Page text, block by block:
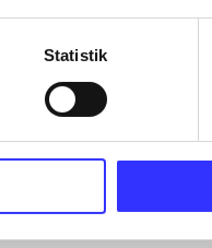
Statistik